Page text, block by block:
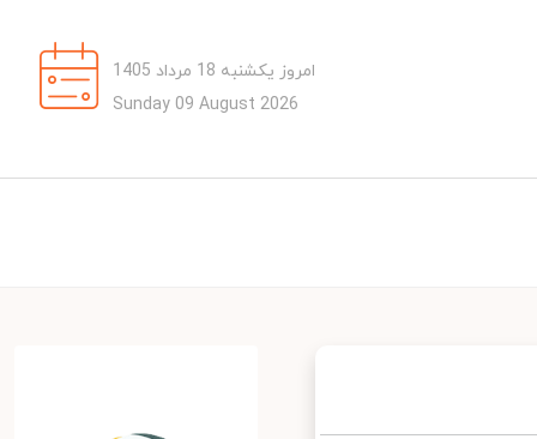
امروز یکشنبه 18 مرداد 1405
Sunday 09 August 2026